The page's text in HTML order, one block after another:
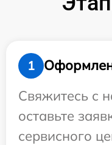
1
Свяжитесь с
оставьте
сервисного